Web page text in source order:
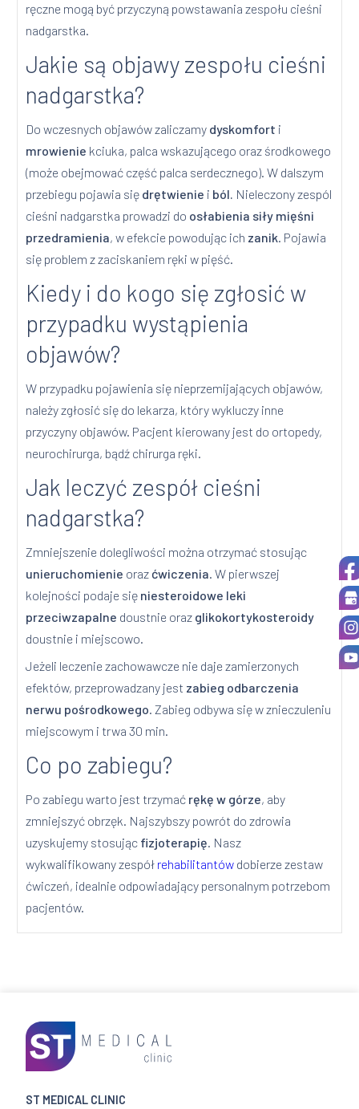
ręczne mogą być przyczyną powstawania zespołu cieśni
nadgarstka.
Jakie są objawy zespołu cieśni
nadgarstka?
Do wczesnych objawów zaliczamy dyskomfort i
mrowienie kciuka, palca wskazującego oraz środkowego
(może obejmować część palca serdecznego). W dalszym
przebiegu pojawia się drętwienie i ból. Nieleczony zespól
cieśni nadgarstka prowadzi do osłabienia siły mięśni
przedramienia, w efekcie powodując ich zanik. Pojawia
się problem z zaciskaniem ręki w pięść.
Kiedy i do kogo się zgłosić w
przypadku wystąpienia
objawów?
W przypadku pojawienia się nieprzemijających objawów,
należy zgłosić się do lekarza, który wykluczy inne
przyczyny objawów. Pacjent kierowany jest do ortopedy,
neurochirurga, bądź chirurga ręki.
Jak leczyć zespół cieśni
nadgarstka?
Zmniejszenie dolegliwości można otrzymać stosując
unieruchomienie oraz ćwiczenia. W pierwszej
kolejności podaje się niesteroidowe leki
przeciwzapalne doustnie oraz glikokortykosteroidy
doustnie i miejscowo.
Jeżeli leczenie zachowawcze nie daje zamierzonych
efektów, przeprowadzany jest zabieg odbarczenia
nerwu pośrodkowego. Zabieg odbywa się w znieczuleniu
miejscowym i trwa 30 min.
Co po zabiegu?
Po zabiegu warto jest trzymać rękę w górze, aby
zmniejszyć obrzęk. Najszybszy powrót do zdrowia
uzyskujemy stosując fizjoterapię. Nasz
wykwalifikowany zespół rehabilitantów dobierze zestaw
ćwiczeń, idealnie odpowiadający personalnym potrzebom
pacjentów.
ST MEDICAL CLINIC